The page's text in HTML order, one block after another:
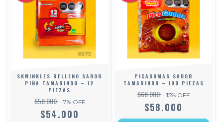
SKWINKLES RELLENO SABOR
PIÑA TAMARINDO – 12
PIEZAS
$58.000 7% OFF
$54.000
PICAGOMAS SABOR
TAMARINDO – 100 PIEZAS
$68.000 15% OFF
$58.000